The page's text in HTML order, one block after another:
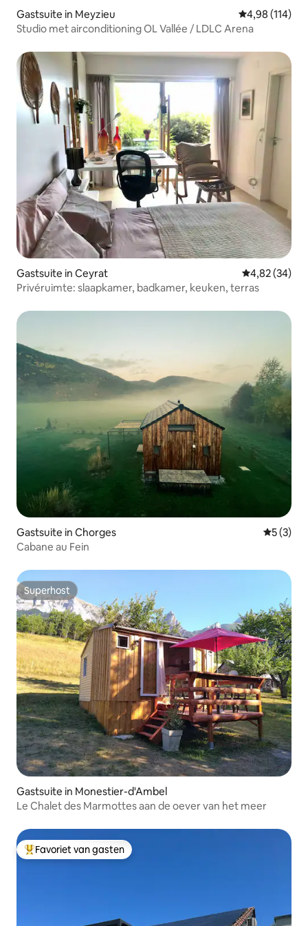
Gastsuite in Meyzieu Gemiddelde
4,98 (114)
Studio met airconditioning OL Vallée / LDLC Arena
Gastsuite in Ceyrat Gemiddelde
4,82 (34)
Privéruimte: slaapkamer, badkamer, keuken, terras
Gastsuite in Chorges
5 (3)
Cabane au Fein
Superhost
Superhost
Gastsuite in Monestier-d'Ambel
Le Chalet des Marmottes aan de oever van het meer
Topfavoriet van gasten
Favoriet van gasten